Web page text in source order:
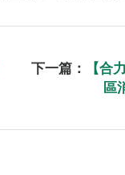
下一篇：
【合
區